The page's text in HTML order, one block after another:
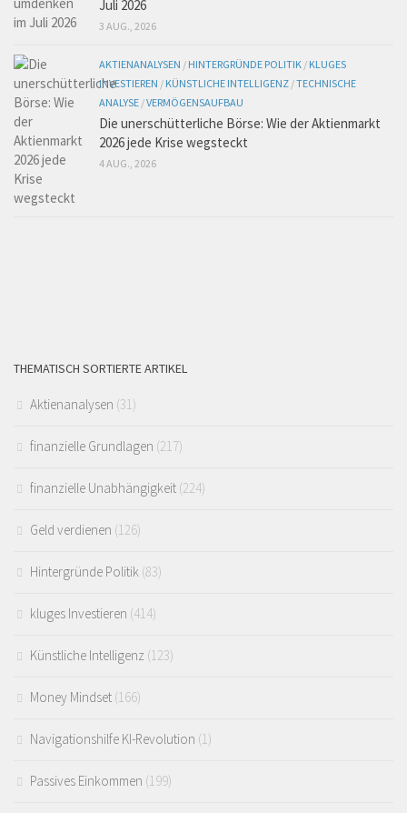
Juli 2026
3 AUG., 2026
AKTIENANALYSEN / HINTERGRÜNDE POLITIK / KLUGES
INVESTIEREN / KÜNSTLICHE INTELLIGENZ /TECHNISCHE
ANALYSE /VERMÖGENSAUFBAU
Die unerschütterliche Börse: Wie der Aktienmarkt
2026 jede Krise wegsteckt
4 AUG., 2026
THEMATISCH SORTIERTE ARTIKEL
Aktienanalysen (31)
finanzielle Grundlagen (217)
finanzielle Unabhängigkeit (224)
Geld verdienen (126)
Hintergründe Politik (83)
kluges Investieren (414)
Künstliche Intelligenz (123)
Money Mindset (166)
Navigationshilfe KI-Revolution (1)
Passives Einkommen (199)